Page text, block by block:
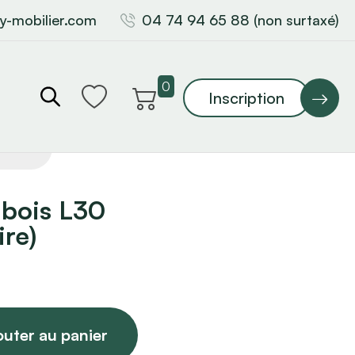
mobilier.com 04 74 94 65 88 (non surtaxé)
0
Inscription
L30
au panier